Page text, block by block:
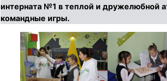
интерната №1 в теплой и дружелюбной
командные игры.